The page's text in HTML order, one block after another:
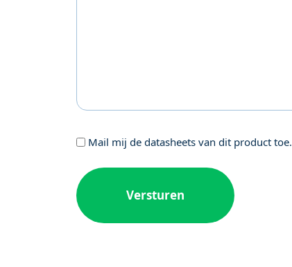
Geen
Mail mij de datasheets van dit product toe.